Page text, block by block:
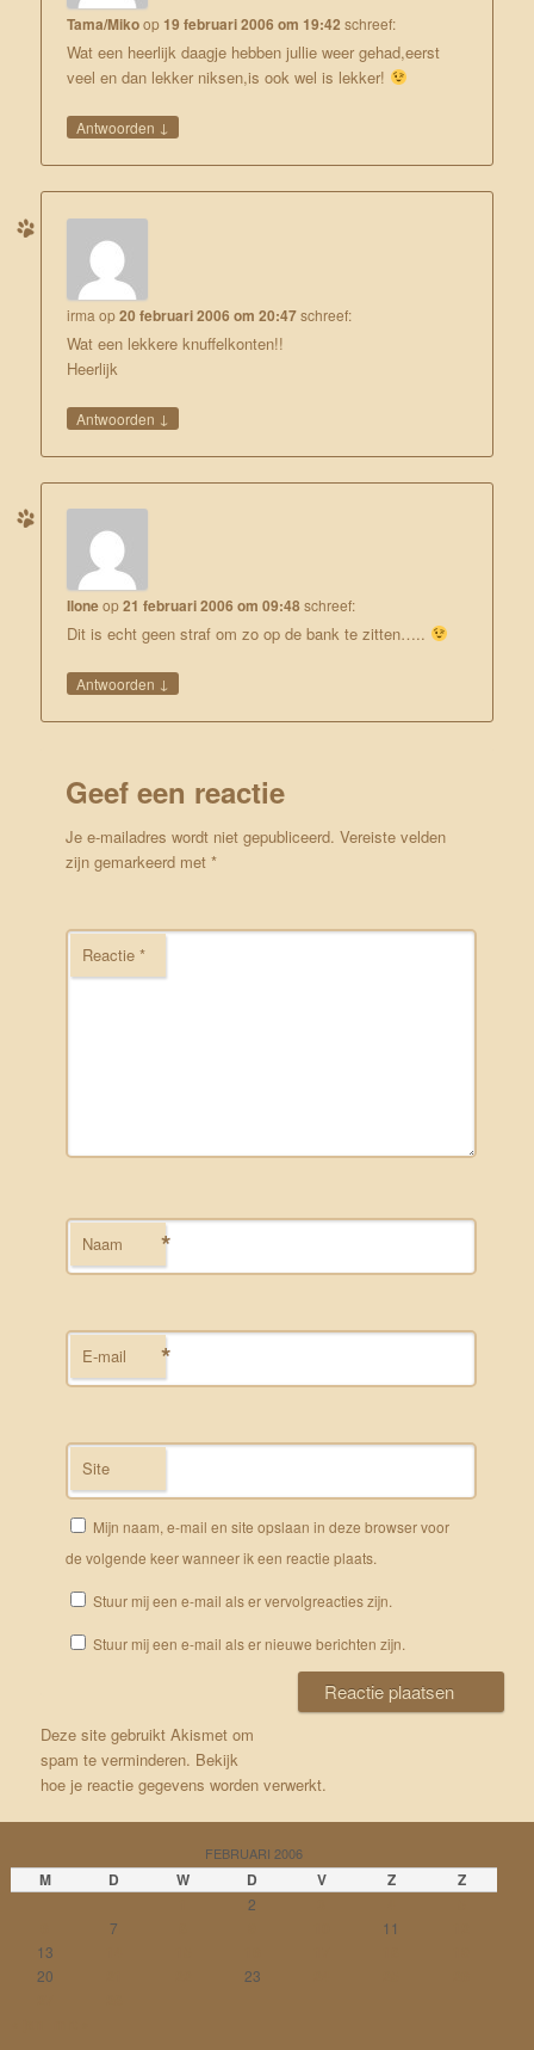
Tama/Mikoop 19 februari 2006 om 19:42 schreef:
Wat een heerlijk daagje hebben jullie weer gehad,eerst
veel en dan lekker niksen,is ook wel is lekker!
Antwoorden ↓
irma op20 februari 2006 om 20:47schreef:
Wat een lekkere knuffelkonten!!
Heerlijk
Antwoorden ↓
Iloneop21 februari 2006 om 09:48schreef:
Dit is echt geen straf om zo op de bank te zitten…..
Antwoorden ↓
Geef een reactie
Je e-mailadres wordt niet gepubliceerd. Vereiste velden
zijn gemarkeerd met*
Reactie*
Naam *
E-mail *
Site
Mijn naam, e-mail en site opslaan in deze browser voor
de volgende keer wanneer ik een reactie plaats.
Stuur mij een e-mail als er vervolgreacties zijn.
Stuur mij een e-mail als er nieuwe berichten zijn.
Deze site gebruikt Akismet om
spam te verminderen. Bekijk
hoe je reactie gegevens worden verwerkt.
FEBRUARI 2006
M D W D V Z
Z
2
7 11
13
20 23